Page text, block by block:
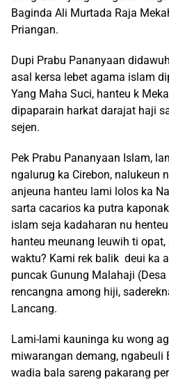
Baginda Ali Murtada Raja
Priangan.
Dupi Prabu Pananyaan
asal kersa lebet agama islam
Yang Maha Suci, hanteu k
dipaparain harkat darajat haji
sejen.
Pek Prabu Pananyaan Islam,
ngalurug ka Cirebon, nalukeun
anjeuna hanteu lami lolos ka
sarta cacarios ka putra
islam seja kadaharan nu
hanteu meunang leuwih ti
waktu? Kami rek balik deui ka
puncak Gunung Malahaji
rencangna among hiji,
Lancang.
Lami-lami kauninga ku wong
miwarangan demang, ngabeuli
wadia bala sareng pakarang